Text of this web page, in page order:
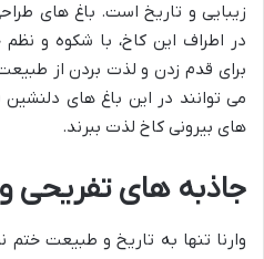
زیبایی و تاریخ است. باغ های
در اطراف این کاخ، با شکوه و
برای قدم زدن و لذت بردن از
می توانند در این باغ های دلنشین
های بیرونی کاخ لذت ببرند.
جاذبه های تفریحی
وارنا تنها به تاریخ و طبیعت ختم